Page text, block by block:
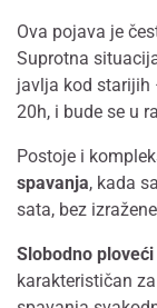
Ova pojava je
Suprotna
javlja kod starijih
20h, i bude se u
Postoje i
spavanja, kada
sata, bez
Slobodno
karakterističan